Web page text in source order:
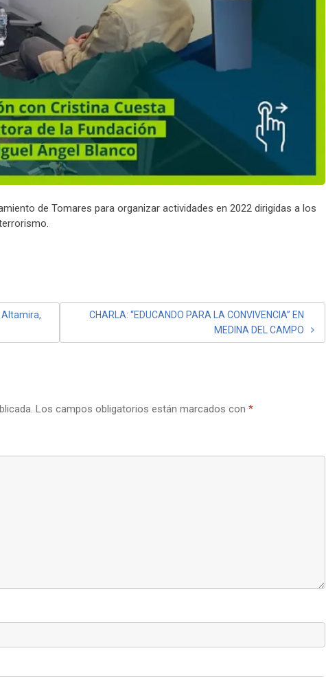
de Tomares para organizar actividades en 2022 dirigidas a los
Altamira,
CHARLA: “EDUCANDO PARA LA CONVIVENCIA” EN
MEDINA DEL CAMPO
Los campos obligatorios están marcados con *